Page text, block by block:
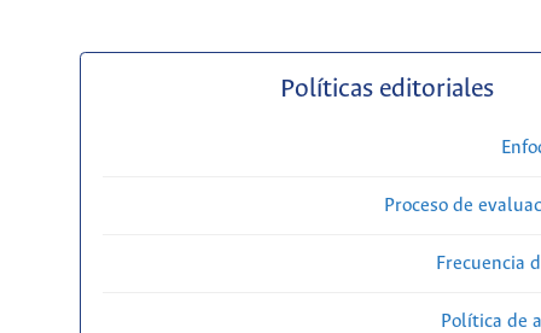
Políticas editoriales
Proceso de
Frecuencia
Política de